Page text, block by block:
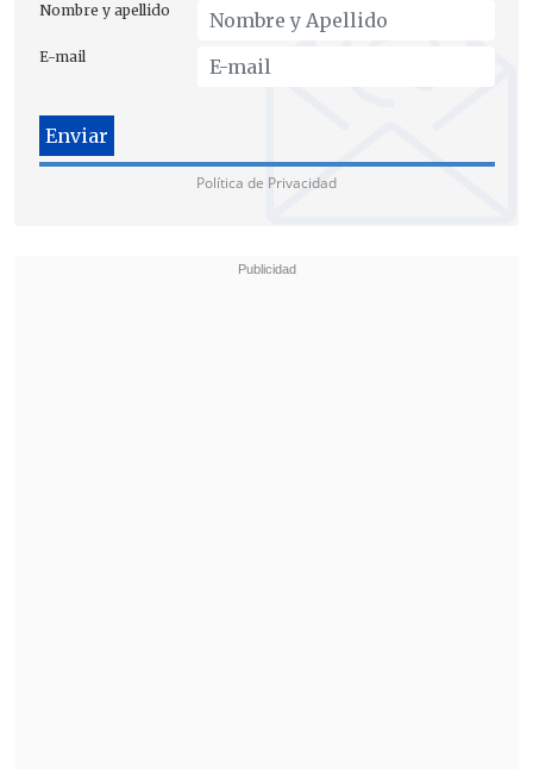
Nombre y apellido
E-mail
Política de Privacidad